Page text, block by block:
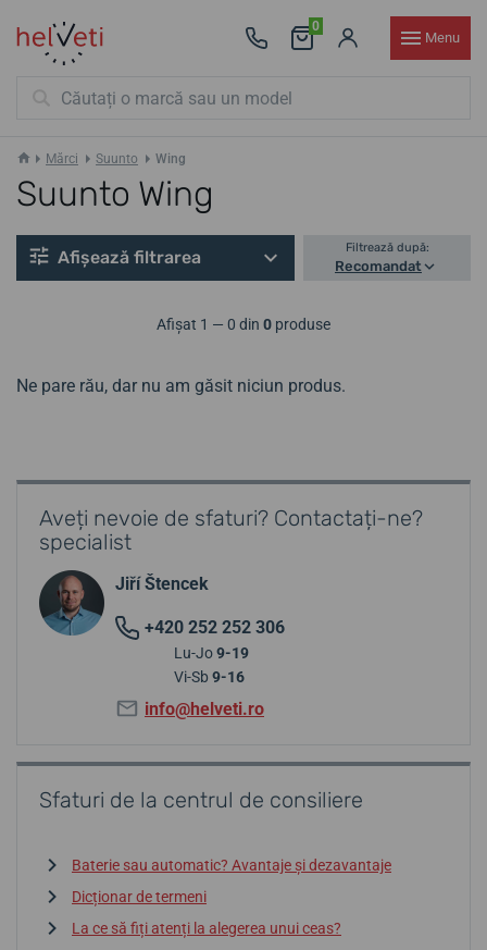
0
Menu
Mărci Suunto Wing
Suunto Wing
Afișează filtrarea Filtrează după:
Recomandat
Afișat 1 — 0 din 0 produse
Ne pare rău, dar nu am găsit niciun produs.
Aveți nevoie de sfaturi? Contactați-ne?
specialist
Jiří Štencek
+420 252 252 306
Lu-Jo9-19
Vi-Sb 9-16
info@helveti.ro
Sfaturi de la centrul de consiliere
Baterie sau automatic? Avantaje și dezavantaje
Dicționar de termeni
La ce să fiți atenți la alegerea unui ceas?